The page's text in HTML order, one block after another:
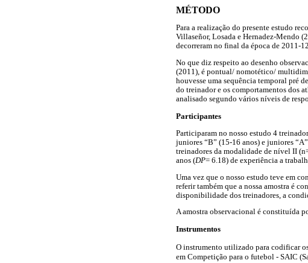
MÉTODO
Para a realização do presente estudo
Villaseñor, Losada e Hernadez-Mendo
decorreram no final da época de 2011-
No que diz respeito ao desenho
(2011), é pontual/ nomotético/
houvesse uma sequência temporal pré
do treinador e os comportamentos dos
analisado segundo vários níveis de
Participantes
Participaram no nosso estudo 4
juniores “B” (15-16 anos) e juniores
treinadores da modalidade de nível II
anos (DP= 6.18) de experiência a
Uma vez que o nosso estudo teve em
referir também que a nossa amostra é
disponibilidade dos treinadores, a
A amostra observacional é constituída
Instrumentos
O instrumento utilizado para codificar
em Competição para o futebol - SAIC